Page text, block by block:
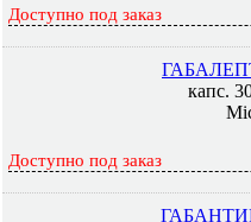
Доступно под заказ
капс.
Доступно под заказ